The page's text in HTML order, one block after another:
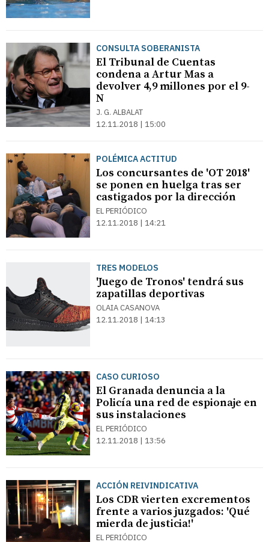
CONSULTA SOBERANISTA
El Tribunal de Cuentas
condena a Artur Mas a
devolver 4,9 millones por el 9-
N
J. G. ALBALAT
12.11.2018 | 15:00
POLÉMICA ACTITUD
Los concursantes de 'OT 2018'
se ponen en huelga tras ser
castigados por la dirección
EL PERIÓDICO
12.11.2018 | 14:21
TRES MODELOS
'Juego de Tronos' tendrá sus
zapatillas deportivas
OLAIA CASANOVA
12.11.2018 | 14:13
CASO CURIOSO
El Granada denuncia a la
Policía una red de espionaje en
sus instalaciones
EL PERIÓDICO
12.11.2018 | 13:56
ACCIÓN REIVINDICATIVA
Los CDR vierten excrementos
frente a varios juzgados: 'Qué
mierda de justicia!'
EL PERIÓDICO